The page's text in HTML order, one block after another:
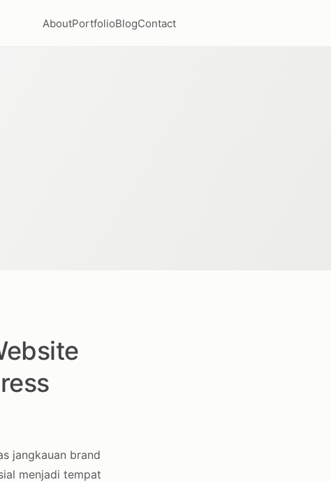
AboutPortfolioBlogContact
jangkauan brand
menjadi tempat